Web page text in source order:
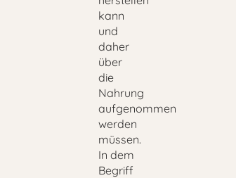
kann
und
daher
über
die
Nahrung
aufgenommen
werden
müssen.
In dem
Begriff